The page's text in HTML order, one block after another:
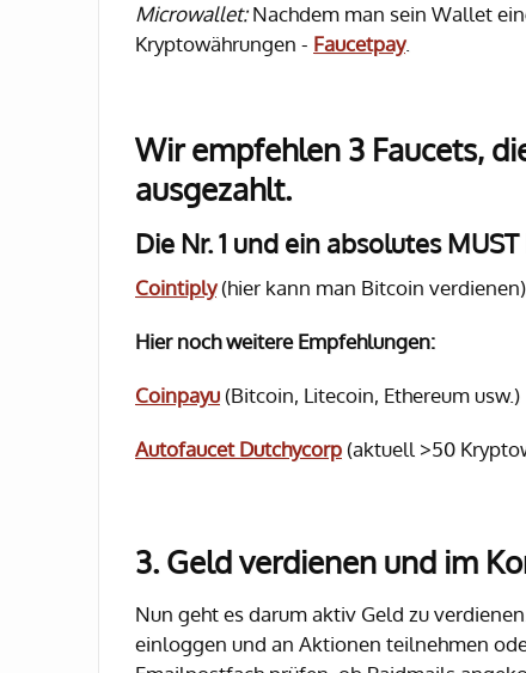
Microwallet:Nachdem man sein Wallet
Kryptowährungen - Faucetpay.
Wir empfehlen 3 Faucets,
ausgezahlt.
Die Nr. 1 und ein absolutes
Cointiply(hier kann man Bitcoin verdienen)
Hier noch weitere Empfehlungen:
Coinpayu(Bitcoin, Litecoin, Ethereum usw.)
Autofaucet Dutchycorp(aktuell >50
3. Geld verdienen und im
Nun geht es darum aktiv Geld zu
einloggen und an Aktionen teilnehmen